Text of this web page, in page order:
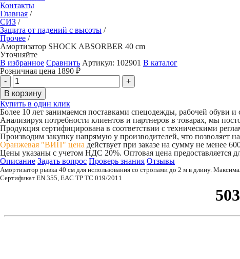
Контакты
Главная /
СИЗ /
Защита от падений с высоты /
Прочее /
Амортизатор SHOCK ABSORBER 40 cm
Уточняйте
В избранное Сравнить Артикул: 102901 В каталог
Розничная цена 1890 ₽
Купить в один клик
Более 10 лет занимаемся поставками спецодежды, рабочей обуви
Анализируя потребности клиентов и партнеров в товарах, мы
Продукция сертифицирована в соответствии с техническими
Производим закупку напрямую у производителей, что позволяет
Оранжевая "ВИП" цена действует при заказе на сумму не менее
Цены указаны с учетом НДС 20%. Оптовая цена предоставляется
Описание Задать вопрос Проверь знания Отзывы
Амортизатор рывка 40 см для использования со стропами до 2 м в длину.
Сертификат EN 355, EAC ТР ТС 019/2011